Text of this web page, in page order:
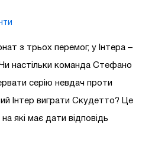
з трьох перемог, у Інтера –
настільки команда Стефано
серію невдач проти
Інтер виграти Скудетто? Це
які має дати відповідь